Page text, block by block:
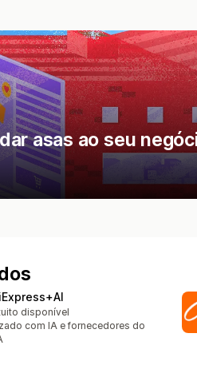
asas ao seu
disponível
com IA e fornecedores do